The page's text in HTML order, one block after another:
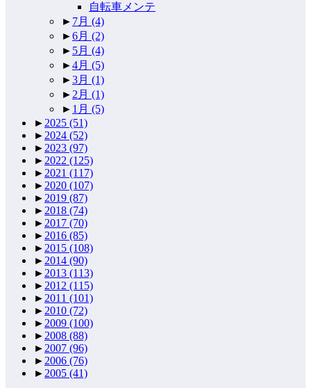
自転車メンテ
► 7月 (4)
►6月 (2)
► 5月 (4)
►4月 (5)
►3月 (1)
► 2月 (1)
► 1月 (5)
► 2025 (51)
► 2024 (52)
► 2023 (97)
► 2022 (125)
► 2021 (117)
► 2020 (107)
► 2019 (87)
► 2018 (74)
► 2017 (70)
► 2016 (85)
► 2015 (108)
► 2014 (90)
► 2013 (113)
► 2012 (115)
► 2011 (101)
► 2010 (72)
► 2009 (100)
► 2008 (88)
► 2007 (96)
► 2006 (76)
► 2005 (41)